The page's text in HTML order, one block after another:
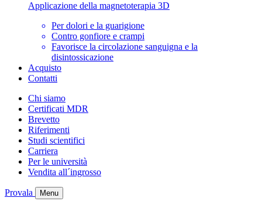
Applicazione della magnetoterapia 3D
Per dolori e la guarigione
Contro gonfiore e crampi
Favorisce la circolazione sanguigna e la
disintossicazione
Acquisto
Contatti
Chi siamo
Certificati MDR
Brevetto
Riferimenti
Studi scientifici
Carriera
Per le università
Vendita all´ingrosso
Provala Menu